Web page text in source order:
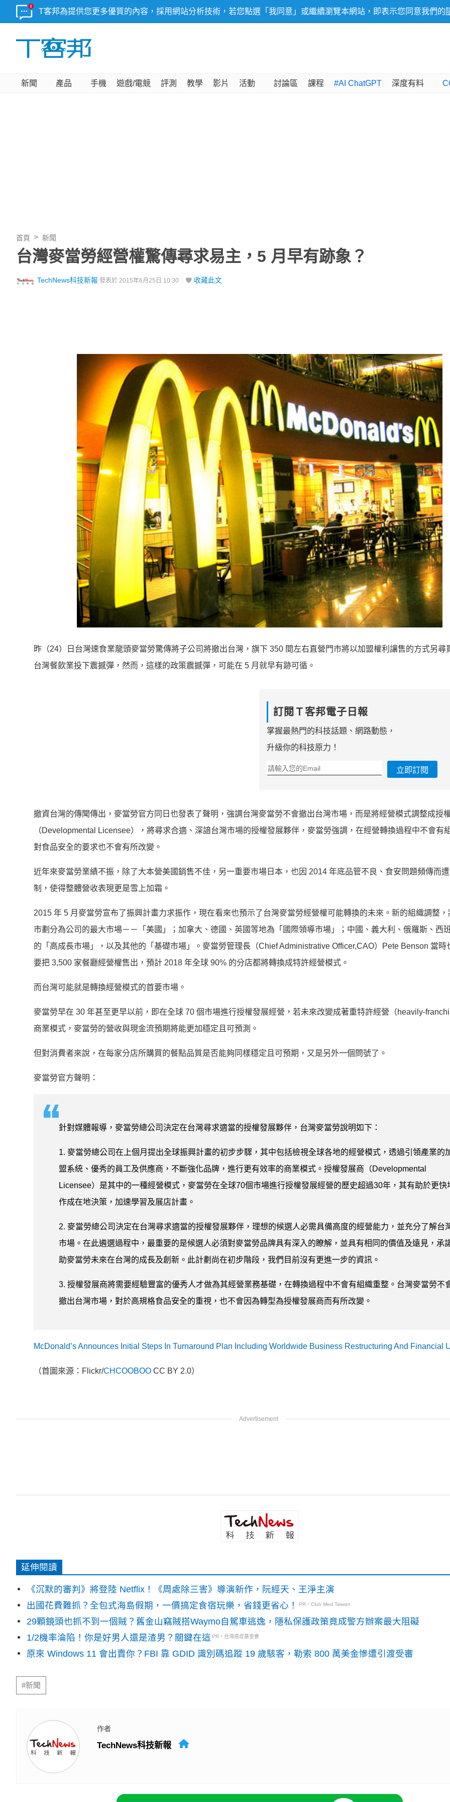
T客邦為提供您更多優質的內容，採用網站分析技術，若您點選「我同意」或繼續瀏覽本網站，即表示您同意我們的
新聞 產品 手機 遊戲/電競 評測 教學 影片 活動 討論區 課程 #AI ChatGPT 深度有料
首頁 新聞
台灣麥當勞經營權驚傳尋求易主，5 月早有跡象？
TechNews科技新報 發表於 2015年6月25日 10:30 收藏此文
昨（24）日台灣速食業龍頭麥當勞驚傳將子公司將撤出台灣，旗下 350 間左右直營門市將以加盟權利讓售的方式另尋
台灣餐飲業投下震撼彈，然而，這樣的政策震撼彈，可能在 5 月就早有跡可循。
訂閱Ｔ客邦電子日報
掌握最熱門的科技話題、網路動態，
升級你的科技原力！
立即訂閱
撤資台灣的傳聞傳出，麥當勞官方同日也發表了聲明，強調台灣麥當勞不會撤出台灣市場，而是將經營模式調整成授
（Developmental Licensee），將尋求合適、深諳台灣市場的授權發展夥伴，麥當勞強調，在經營轉換過程中不會有
對食品安全的要求也不會有所改變。
近年來麥當勞業績不振，除了大本營美國銷售不佳，另一重要市場日本，也因 2014 年底品管不良、食安問題頻傳而
制，使得整體營收表現更是雪上加霜。
2015 年 5 月麥當勞宣布了振興計畫力求振作，現在看來也預示了台灣麥當勞經營權可能轉換的未來。新的組織調整，
市劃分為公司的最大市場－－「美國」；加拿大、德國、英國等地為「國際領導市場」；中國、義大利、俄羅斯、西
的「高成長市場」，以及其他的「基礎市場」。麥當勞管理長（Chief Administrative Officer,CAO）Pete Benson 當時
要把 3,500 家餐廳經營權售出，預計 2018 年全球 90% 的分店都將轉換成特許經營模式。
而台灣可能就是轉換經營模式的首要市場。
麥當勞早在 30 年甚至更早以前，即在全球 70 個市場進行授權發展經營，若未來改變成著重特許經營（heavily-
商業模式，麥當勞的營收與現金流預期將能更加穩定且可預測。
但對消費者來說，在每家分店所購買的餐點品質是否能夠同樣穩定且可預期，又是另外一個問號了。
麥當勞官方聲明：
針對媒體報導，麥當勞總公司決定在台灣尋求適當的授權發展夥伴，台灣麥當勞說明如下：
1. 麥當勞總公司在上個月提出全球振興計畫的初步步驟，其中包括檢視全球各地的經營模式，透過引領產業的
盟系統、優秀的員工及供應商，不斷強化品牌，進行更有效率的商業模式。授權發展商（Developmental
Licensee）是其中的一種經營模式，麥當勞在全球70個市場進行授權發展經營的歷史超過30年，其有助於更快
作成在地決策，加速學習及展店計畫。
2. 麥當勞總公司決定在台灣尋求適當的授權發展夥伴，理想的候選人必需具備高度的經營能力，並充分了解台
市場。在此遴選過程中，最重要的是候選人必須對麥當勞品牌具有深入的瞭解，並具有相同的價值及遠見，承
助麥當勞未來在台灣的成長及創新。此計劃尚在初步階段，我們目前沒有更進一步的資訊。
3. 授權發展商將需要經驗豐富的優秀人才做為其經營業務基礎，在轉換過程中不會有組織重整。台灣麥當勞不
撤出台灣市場，對於高規格食品安全的重視，也不會因為轉型為授權發展商而有所改變。
McDonald’s Announces Initial Steps In Turnaround Plan Including Worldwide Business Restructuring And Financial
（首圖來源：Flickr/CHCOOBOO CC BY 2.0）
延伸閱讀
《沉默的審判》將登陸 Netflix！《周處除三害》導演新作，阮經天、王淨主演
出國花費難抓？全包式海島假期，一價搞定食宿玩樂，省錢更省心！
PR・Club Med Taiwan
29顆鏡頭也抓不到一個賊？舊金山竊賊搭Waymo自駕車逃逸，隱私保護政策竟成警方辦案最大阻礙
1/2機率淪陷！你是好男人還是渣男？關鍵在這 PR・台灣癌症基金會
原來 Windows 11 會出賣你？FBI 靠 GDID 識別碼追蹤 19 歲駭客，勒索 800 萬美金慘遭引渡受審
#新聞
作者
TechNews科技新報